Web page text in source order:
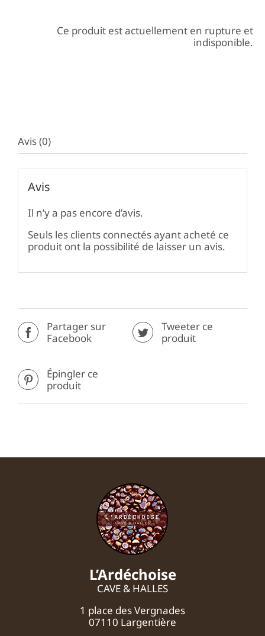
Ce produit est actuellement en rupture et
indisponible.
Avis (0)
Avis
Il n’y a pas encore d’avis.
Seuls les clients connectés ayant acheté ce
produit ont la possibilité de laisser un avis.
Partager sur
Facebook
Tweeter ce
produit
Épingler ce
produit
L’Ardéchoise
CAVE & HALLES
1 place des Vergnades
07110 Largentière